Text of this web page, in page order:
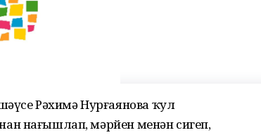
Рәхимә Нурғаянова ҡул
нағышлап, мәрйен менән сигеп,